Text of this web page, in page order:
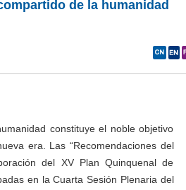
de la humanidad
constituye el noble objetivo
era. Las “Recomendaciones del
del XV Plan Quinquenal de
en la Cuarta Sesión Plenaria del